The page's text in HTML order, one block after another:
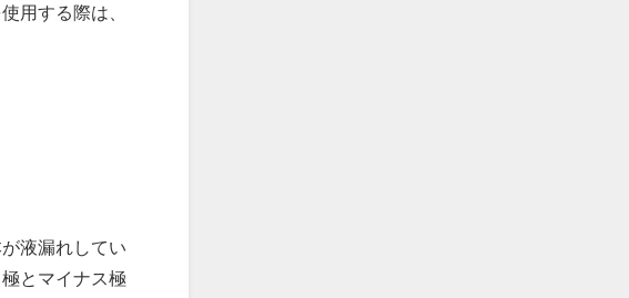
用する際は、
液漏れしてい
とマイナス極